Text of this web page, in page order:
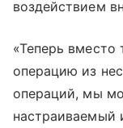
воздействием
«Теперь вместо
операцию из
операций, мы
настраиваемый